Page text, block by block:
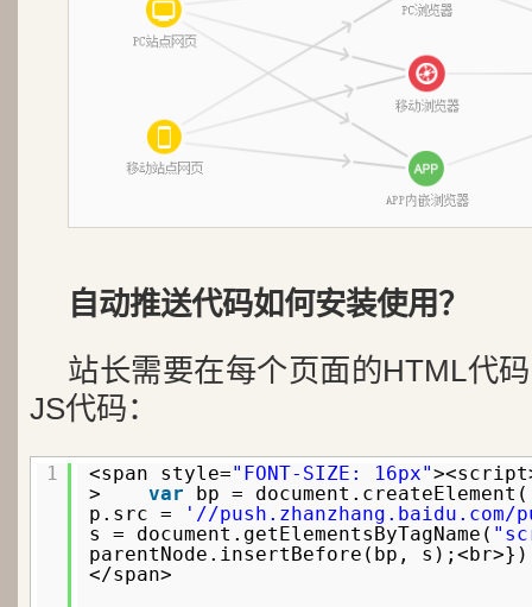
自动推送代码如何安装使用？
站长需要在每个页面的HTML代
JS代码：
1 <span style="FONT-SIZE: 16px"
> var bp = document.createElement(
p.src =
'//push.zhanzhang.baidu.com/
s = document.getElementsByTagName(
parentNode.insertBefore(bp,
</span>